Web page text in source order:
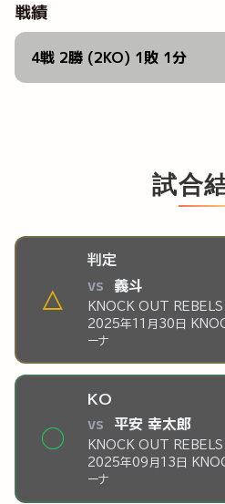
戦績
4戦 2勝 (2KO) 1敗 1分
試合
△
判定
vs 義斗
KNOCK OUT REBELS
2025年11月30日
ーナ
◯
KO
vs 平安 幸太郎
KNOCK OUT REBELS
2025年09月13日
ーナ